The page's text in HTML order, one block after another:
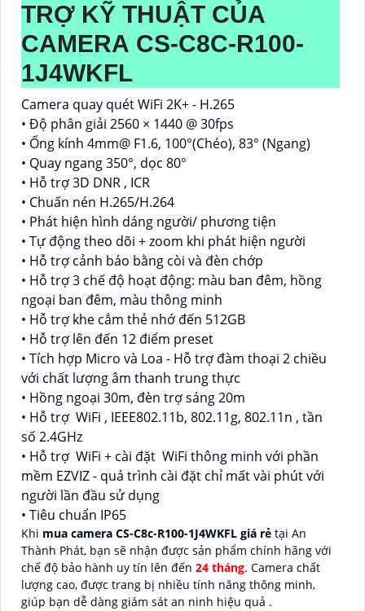
TRỢ KỸ THUẬT CỦA
CAMERA CS-C8C-R100-
1J4WKFL
Camera quay quét WiFi 2K+ - H.265
• Độ phân giải 2560 × 1440 @ 30fps
• Ống kính 4mm@ F1.6, 100°(Chéo), 83° (Ngang)
• Quay ngang 350°, dọc 80°
• Hỗ trợ 3D DNR , ICR
• Chuấn nén H.265/H.264
• Phát hiện hình dáng người/ phương tiện
• Tự động theo dõi + zoom khi phát hiện người
• Hỗ trợ cảnh báo bằng còi và đèn chớp
• Hỗ trợ 3 chế độ hoạt động: màu ban đêm, hồng
ngoại ban đêm, màu thông minh
• Hỗ trợ khe cắm thẻ nhớ đến 512GB
• Hỗ trợ lên đến 12 điểm preset
• Tích hợp Micro và Loa - Hỗ trợ đàm thoại 2 chiều
với chất lượng âm thanh trung thực
• Hồng ngoại 30m, đèn trợ sáng 20m
• Hỗ trợ WiFi , IEEE802.11b, 802.11g, 802.11n , tần
số 2.4GHz
• Hỗ trợ WiFi + cài đặt WiFi thông minh với phần
mềm EZVIZ - quá trình cài đặt chỉ mất vài phút với
người lần đầu sử dụng
• Tiêu chuẩn IP65
Khi mua camera CS-C8c-R100-1J4WKFL giá rẻ tại An
Thành Phát, bạn sẽ nhận được sản phẩm chính hãng với
chế độ bảo hành uy tín lên đến 24 tháng. Camera chất
lượng cao, được trang bị nhiều tính năng thông minh,
giúp bạn dễ dàng giám sát an ninh hiệu quả .